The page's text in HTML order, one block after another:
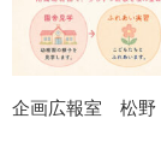
企画広報室 松野